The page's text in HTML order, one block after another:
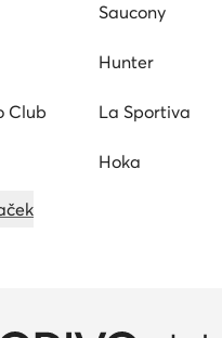
Saucony
Hunter
Club La Sportiva
Hoka